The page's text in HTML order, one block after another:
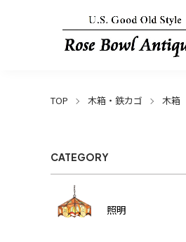
TOP 木箱・鉄カゴ 木箱
CATEGORY
照明